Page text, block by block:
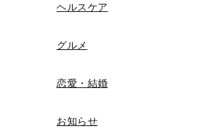
ヘルスケア
グルメ
恋愛・結婚
お知らせ